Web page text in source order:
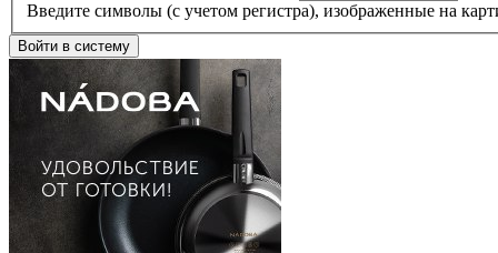
Введите символы (с учетом регистра), изображенные на